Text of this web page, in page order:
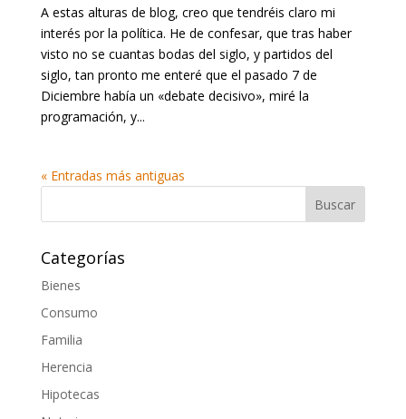
A estas alturas de blog, creo que tendréis claro mi
interés por la política. He de confesar, que tras haber
visto no se cuantas bodas del siglo, y partidos del
siglo, tan pronto me enteré que el pasado 7 de
Diciembre había un «debate decisivo», miré la
programación, y...
« Entradas más antiguas
Categorías
Bienes
Consumo
Familia
Herencia
Hipotecas